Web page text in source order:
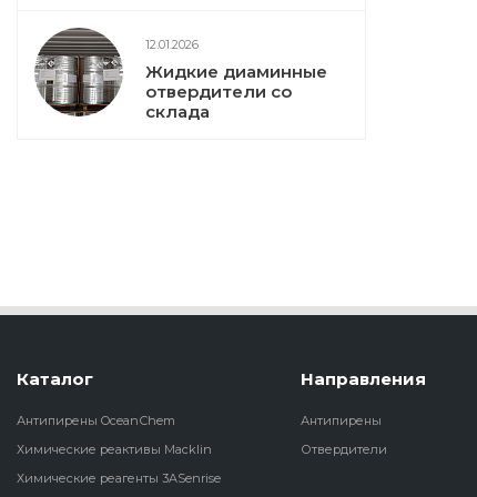
12.01.2026
Жидкие диаминные
отвердители со
склада
Каталог
Антипирены OceanСhem
Химические реактивы Macklin
Химические реагенты 3ASenrise
Направления
Антипирены
Отвердители